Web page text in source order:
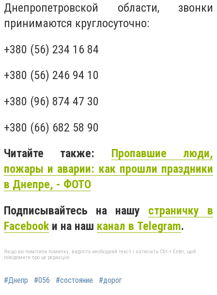
Днепропетровской области, звонки
принимаются круглосуточно:
+380 (56) 234 16 84
+380 (56) 246 94 10
+380 (96) 874 47 30
+380 (66) 682 58 90
Читайте также: Пропавшие люди,
пожары и аварии: как прошли праздники
в Днепре, - ФОТО
Подписывайтесь на нашу страничку в
Facebook и на наш канал в Telegram.
Якщо ви помітили помилку, виділіть необхідний текст і натисніть Ctrl + Enter, щоб
повідомити про це редакцію
#Днепр #056 #состояние #дорог